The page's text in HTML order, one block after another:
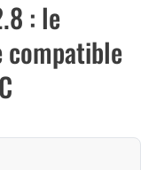
: le
compatible